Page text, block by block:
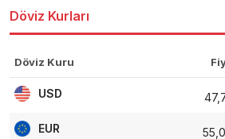
Döviz Kurları
Döviz Kuru
USD
EUR